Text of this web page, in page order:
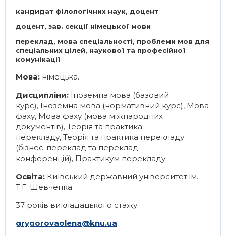
кандидат філологічних наук, доцент
доцент, зав. секції німецької мови
переклад, мова спеціальності, проблеми мов для
спеціальних цілей, наукової та професійної
комунікації
Мова: німецька.
Дисципліни: Іноземна мова (базовий
курс), Іноземна мова (нормативний курс), Мова
фаху, Мова фаху (мова міжнародних
документів), Теорія та практика
перекладу, Теорія та практика перекладу
(бізнес-переклад та переклад
конференцій), Практикум перекладу.
Освіта: Київський державний університет ім.
Т.Г. Шевченка.
37 років викладацького стажу.
grygorovaolena@knu.ua